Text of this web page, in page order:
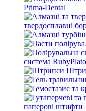
Prima-Dental
твердосплавні
система
паперові штифти